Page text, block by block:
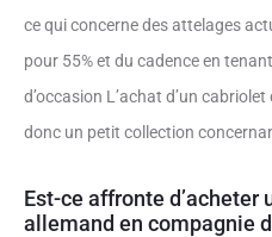
ce qui concerne des attelages
pour 55% et du cadence en
d’occasion L’achat d’un
donc un petit collection
Est-ce affronte d’acheter
allemand en compagnie